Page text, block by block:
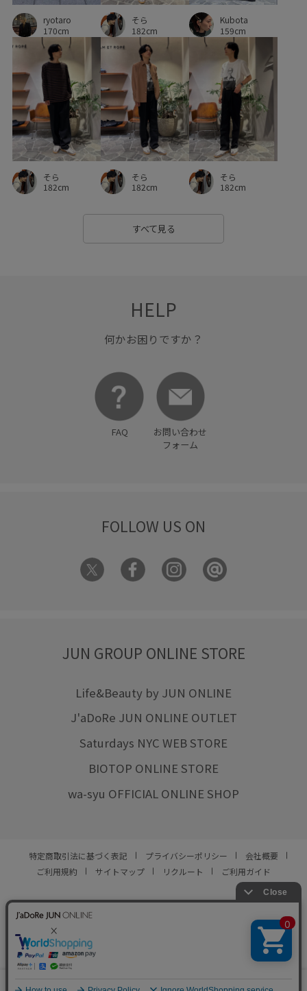
0
レイヤードスタイル レザー調 ロングワンピース
上品 伸縮性 傘 光沢感 大人っぽい
安定感のあるヒール 春夏 着やせ効果 秋冬
美シルエット 華やか 軽い着心地 遊び心がある
重宝アイテム 長財布 高級感
ryotaro
170cm
そら
182cm
Kubota
159cm
そら
182cm
そら
182cm
そら
182cm
すべて見る
HELP
何かお困りですか？
FAQ
お問い合わせ
フォーム
FOLLOW US ON
JUN GROUP ONLINE STORE
Life&Beauty by JUN ONLINE
J'aDoRe JUN ONLINE OUTLET
Saturdays NYC WEB STORE
BIOTOP ONLINE STORE
wa-syu OFFICIAL ONLINE SHOP
特定商取引法に基づく表記 プライバシーポリシー
会社概要
ご利用規約
サイトマップ リクルート ご利用ガイド
© JUN CO.,LTD. ALL RIGHTS RESERVED.